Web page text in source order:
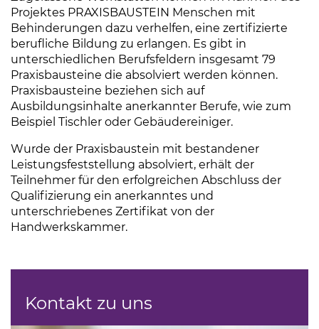
Projektes PRAXISBAUSTEIN Menschen mit
Behinderungen dazu verhelfen, eine zertifizierte
berufliche Bildung zu erlangen. Es gibt in
unterschiedlichen Berufsfeldern insgesamt 79
Praxisbausteine die absolviert werden können.
Praxisbausteine beziehen sich auf
Ausbildungsinhalte anerkannter Berufe, wie zum
Beispiel Tischler oder Gebäudereiniger.
Wurde der Praxisbaustein mit bestandener
Leistungsfeststellung absolviert, erhält der
Teilnehmer für den erfolgreichen Abschluss der
Qualifizierung ein anerkanntes und
unterschriebenes Zertifikat von der
Handwerkskammer.
Kontakt zu uns